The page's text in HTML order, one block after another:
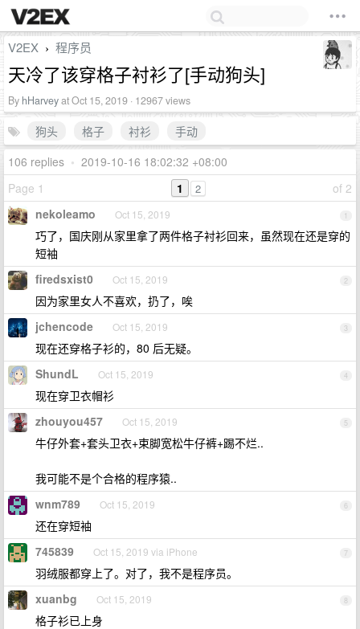
V2EX › 程序员
天冷了该穿格子衬衫了[手动狗头]
By hHarveyat Oct 15, 2019 · 12967 views
狗头 格子 衬衫
手动
106 replies • 2019-10-16 18:02:32 +08:00
Page 1
of 2
1 2
1
nekoleamo Oct 15, 2019
巧了，国庆刚从家里拿了两件格子衬衫回来，虽然现在还是穿的
短袖
2
firedsxist0 Oct 15, 2019
因为家里女人不喜欢，扔了，唉
3
jchencode Oct 15, 2019
现在还穿格子衫的，80 后无疑。
4
ShundL Oct 15, 2019
现在穿卫衣帽衫
5
zhouyou457 Oct 15, 2019
牛仔外套+套头卫衣+束脚宽松牛仔裤+踢不烂..
我可能不是个合格的程序猿..
6
wnm789 Oct 15, 2019
还在穿短袖
7
745839 Oct 15, 2019 via iPhone
羽绒服都穿上了。对了，我不是程序员。
8
xuanbg Oct 15, 2019
格子衫已上身